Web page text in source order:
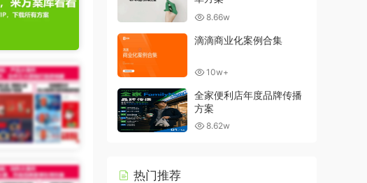
8.66w
滴滴商业化案例合集
10w+
全家便利店年度品牌传播
方案
8.62w
热门推荐